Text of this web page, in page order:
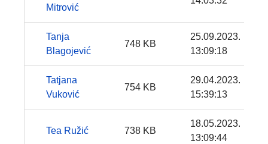
Mitrović
Tanja
Blagojević
748 KB
25.09.2023.
13:09:18
Tatjana
Vuković
754 KB
29.04.2023.
15:39:13
Tea Ružić 738 KB
18.05.2023.
13:09:44